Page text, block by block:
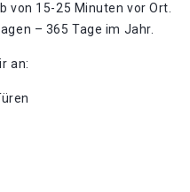
von 15-25 Minuten vor Ort.
– 365 Tage im Jahr.
an: